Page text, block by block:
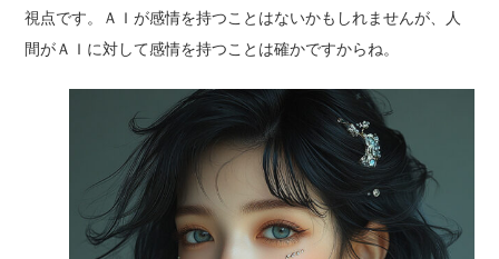
視点です。ＡＩが感情を持つことはないかもしれませんが、人
間がＡＩに対して感情を持つことは確かですからね。